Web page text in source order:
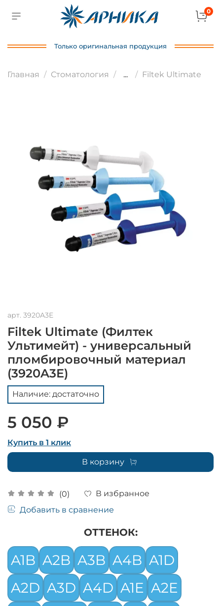
0
Только оригинальная продукция
Главная Стоматология ... Filtek Ultimate
арт. 3920A3E
Filtek Ultimate (Филтек
Ультимейт) - универсальный
пломбировочный материал
(3920A3E)
(0)
В избранное
Добавить в сравнение
Наличие: достаточно
5 050 ₽
Купить в 1 клик
В корзину
ОТТЕНОК:
A1B A2B A3B A4B A1D
A2D A3D A4D A1E A2E